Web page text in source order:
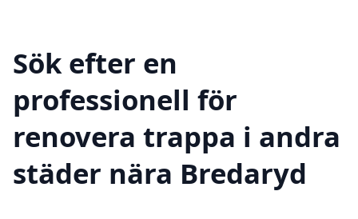
Sök efter en
professionell för
renovera trappa i andra
städer nära Bredaryd